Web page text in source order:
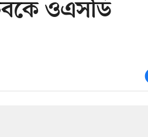
ওএসডি